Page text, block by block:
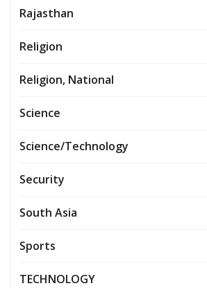
Rajasthan
Religion
Religion, National
Science
Science/Technology
Security
South Asia
Sports
TECHNOLOGY